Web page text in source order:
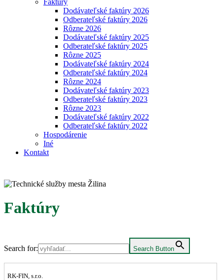
Dodávateľské faktúry 2026
Odberateľské faktúry 2026
Rôzne 2026
Dodávateľské faktúry 2025
Odberateľské faktúry 2025
Rôzne 2025
Dodávateľské faktúry 2024
Odberateľské faktúry 2024
Rôzne 2024
Dodávateľské faktúry 2023
Odberateľské faktúry 2023
Rôzne 2023
Dodávateľské faktúry 2022
Odberateľské faktúry 2022
Hospodárenie
Iné
Kontakt
Faktúry
Search for: Search Button
RK-FIN, s.r.o.